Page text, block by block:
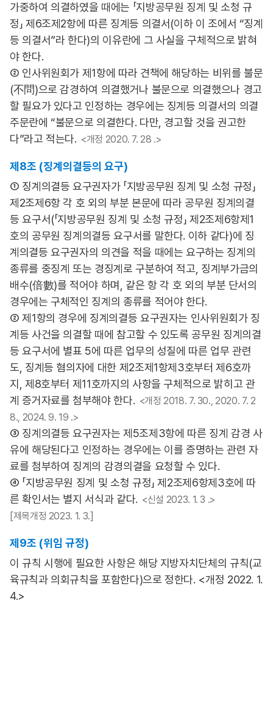
가중하여 의결하였을 때에는 「지방공무원 징계 및 소청 규
정」 제6조제2항에 따른 징계등 의결서(이하 이 조에서 “징계
등 의결서”라 한다)의 이유란에 그 사실을 구체적으로 밝혀
야 한다.
② 인사위원회가 제1항에 따라 견책에 해당하는 비위를 불문
(不問)으로 감경하여 의결했거나 불문으로 의결했으나 경고
할 필요가 있다고 인정하는 경우에는 징계등 의결서의 의결
주문란에 “불문으로 의결한다. 다만, 경고할 것을 권고한
다”라고 적는다. <개정 2020. 7. 28 .>
제8조 (징계의결등의 요구)
① 징계의결등 요구권자가 「지방공무원 징계 및 소청 규정」
제2조제6항 각 호 외의 부분 본문에 따라 공무원 징계의결
등 요구서(「지방공무원 징계 및 소청 규정」 제2조제6항제1
호의 공무원 징계의결등 요구서를 말한다. 이하 같다)에 징
계의결등 요구권자의 의견을 적을 때에는 요구하는 징계의
종류를 중징계 또는 경징계로 구분하여 적고, 징계부가금의
배수(倍數)를 적어야 하며, 같은 항 각 호 외의 부분 단서의
경우에는 구체적인 징계의 종류를 적어야 한다.
② 제1항의 경우에 징계의결등 요구권자는 인사위원회가 징
계등 사건을 의결할 때에 참고할 수 있도록 공무원 징계의결
등 요구서에 별표 5에 따른 업무의 성질에 따른 업무 관련
도, 징계등 혐의자에 대한 제2조제1항제3호부터 제6호까
지, 제8호부터 제11호까지의 사항을 구체적으로 밝히고 관
계 증거자료를 첨부해야 한다. <개정 2018. 7. 30., 2020. 7. 2
8., 2024. 9. 19 .>
③ 징계의결등 요구권자는 제5조제3항에 따른 징계 감경 사
유에 해당된다고 인정하는 경우에는 이를 증명하는 관련 자
료를 첨부하여 징계의 감경의결을 요청할 수 있다.
④ 「지방공무원 징계 및 소청 규정」 제2조제6항제3호에 따
른 확인서는 별지 서식과 같다. <신설 2023. 1. 3 .>
[제목개정 2023. 1. 3.]
제9조 (위임 규정)
이 규칙 시행에 필요한 사항은 해당 지방자치단체의 규칙(교
육규칙과 의회규칙을 포함한다)으로 정한다. <개정 2022. 1.
4.>